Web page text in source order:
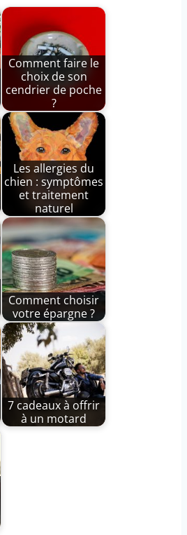
Comment faire le
choix de son
cendrier de poche
?
Les allergies du
chien : symptômes
et traitement
naturel
Comment choisir
votre épargne ?
7 cadeaux à offrir
à un motard